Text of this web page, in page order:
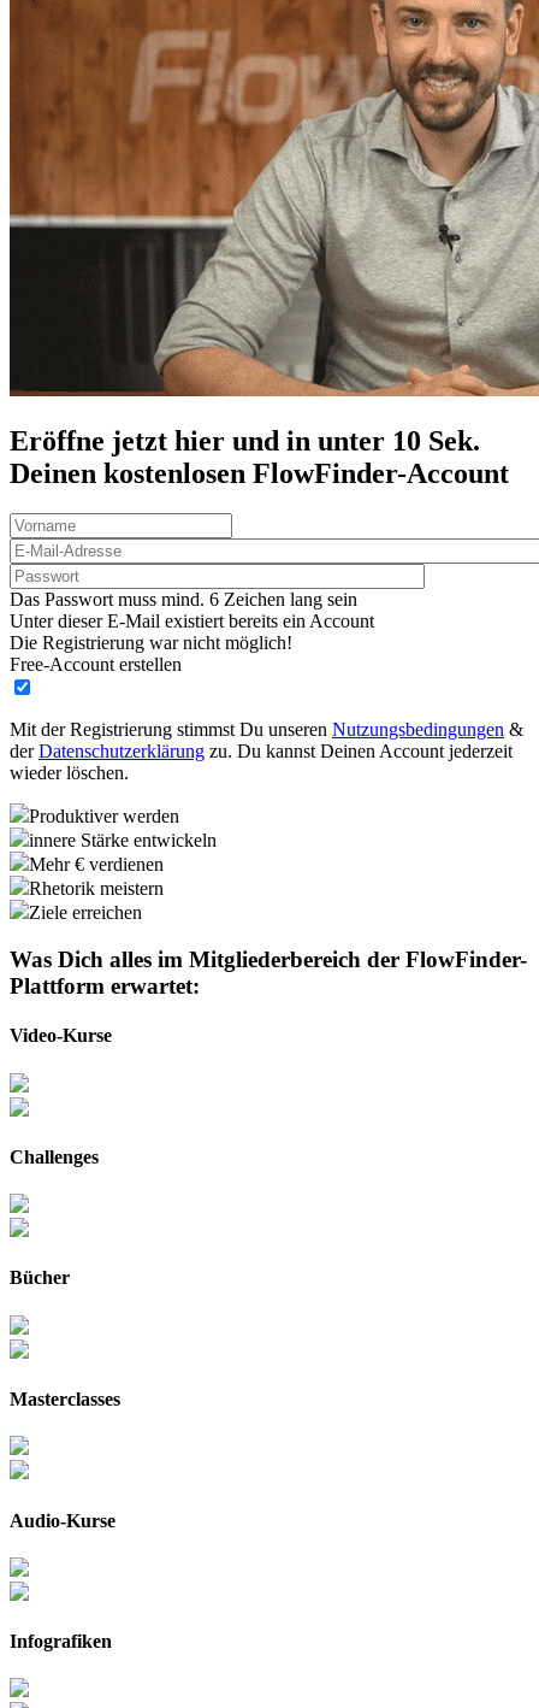
Eröffne jetzt hier und in unter 10 Sek.
Deinen kostenlosen FlowFinder-Account
Das Passwort muss mind. 6 Zeichen lang sein
Unter dieser E-Mail existiert bereits ein Account
Die Registrierung war nicht möglich!
Free-Account erstellen
Mit der Registrierung stimmst Du unseren Nutzungsbedingungen &
derDatenschutzerklärung zu. Du kannst Deinen Account jederzeit
wieder löschen.
Produktiver werden
innere Stärke entwickeln
Mehr € verdienen
Rhetorik meistern
Ziele erreichen
Was Dich alles im Mitgliederbereich der FlowFinder-
Plattform erwartet:
Video-Kurse
Challenges
Bücher
Masterclasses
Audio-Kurse
Infografiken